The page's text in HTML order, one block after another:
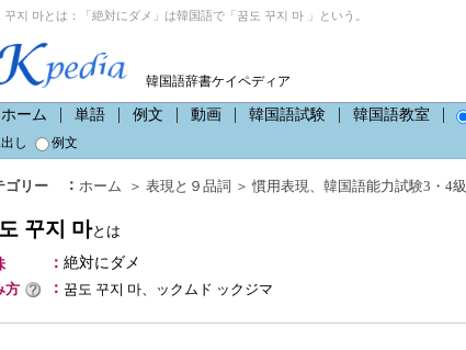
꾸지 마とは：「絶対にダメ」は韓国語で「꿈도 꾸지 마 」という。
韓国語辞書ケイペディア
ホーム 単語 例文 動画 韓国語試験 韓国語教室
し
例文
ゴリー ： ホーム ＞ 表現と９品詞 ＞ 慣用表現、 韓国語能力試験3・4級
꾸지 마とは
： 絶対にダメ
方
： 꿈도 꾸지 마、ックムド ックジマ